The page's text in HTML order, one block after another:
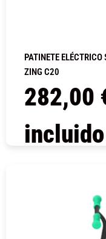
PATINETE ELÉCTRICO
ZING C20
282,00
incluido